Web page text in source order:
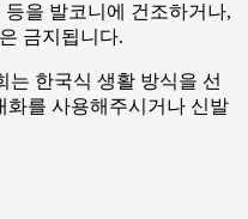
등을 발코니에 건조하거나,
금지됩니다.
는 한국식 생활 방식을 선
화를 사용해주시거나 신발